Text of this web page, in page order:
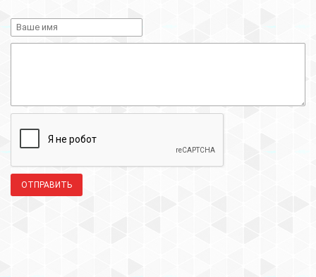
ОТПРАВИТЬ